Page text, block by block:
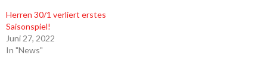
Herren 30/1 verliert erstes
Saisonspiel!
Juni 27, 2022
In "News"